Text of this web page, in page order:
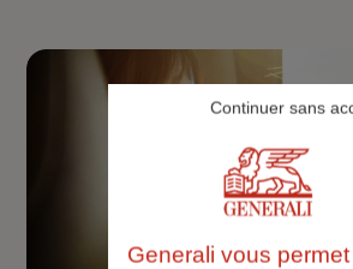
Generali vous
Continuer sans